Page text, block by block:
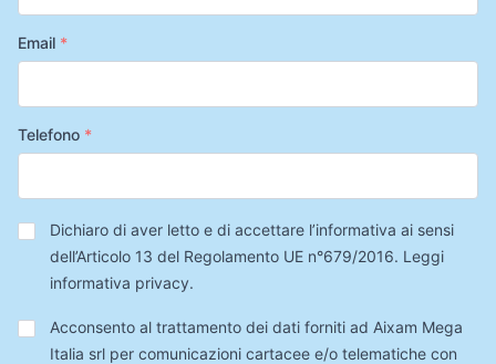
Email *
Telefono *
Privacy*
Dichiaro di aver letto e di accettare l’informativa ai sensi
dell’Articolo 13 del Regolamento UE n°679/2016. Leggi
informativa privacy.
Trattamento
Dati
Acconsento al trattamento dei dati forniti ad Aixam Mega
Italia srl per comunicazioni cartacee e/o telematiche con